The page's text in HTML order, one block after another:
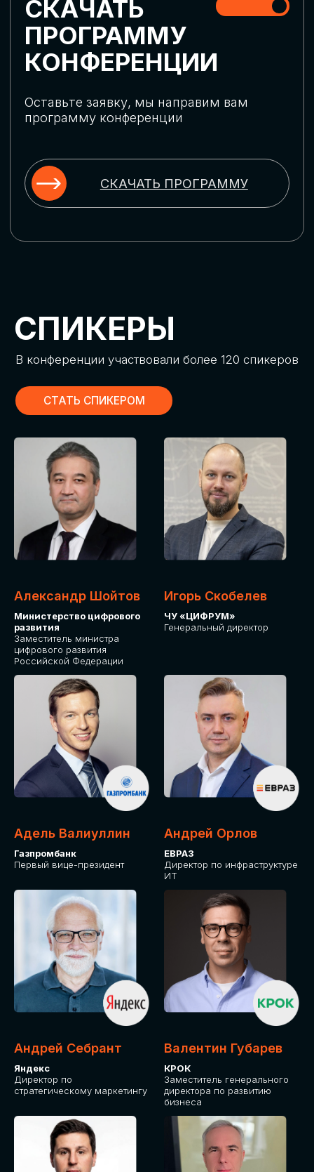
Александр Шойтов
Министерство цифрового
развития
Заместитель министра
цифрового развития
Российской Федерации
Игорь Скобелев
ЧУ «ЦИФРУМ»
Генеральный директор
Адель Валиуллин
Газпромбанк
Первый вице-президент
Андрей Орлов
ЕВРАЗ
Директор по инфраструктуре
ИТ
Андрей Себрант
Яндекс
Директор по
стратегическому маркетингу
Валентин Губарев
КРОК
Заместитель генерального
директора по развитию
бизнеса